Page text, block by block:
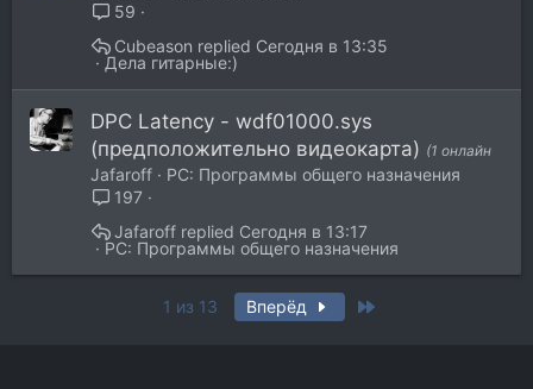
59
Дела гитарные:)
Сегодня в 13:35
Cubeason
DPC Latency - wdf01000.sys
(предположительно видеокарта) (1 онлайн
Jafaroff
PC: Программы общего назначения
197
PC: Программы общего назначения
Сегодня в 13:17
Jafaroff
1 из 13 Вперёд